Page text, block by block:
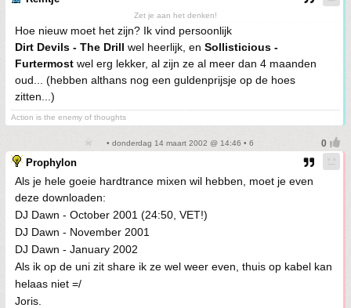
Zet je aan het denken!
Hoe nieuw moet het zijn? Ik vind persoonlijk
Dirt Devils - The Drill wel heerlijk, en Sollisticious -
Furtermost wel erg lekker, al zijn ze al meer dan 4 maanden
oud... (hebben althans nog een guldenprijsje op de hoes
zitten...)
Action is the enemy of thoughts
• donderdag 14 maart 2002 @ 14:46 • 6
Prophylon
Als je hele goeie hardtrance mixen wil hebben, moet je even
deze downloaden:
DJ Dawn - October 2001 (24:50, VET!)
DJ Dawn - November 2001
DJ Dawn - January 2002
Als ik op de uni zit share ik ze wel weer even, thuis op kabel kan
helaas niet =/
Joris.